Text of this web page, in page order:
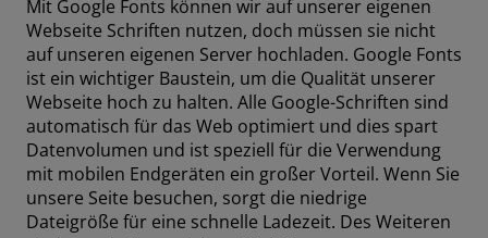
Mit Google Fonts können wir auf unserer eigenen
Webseite Schriften nutzen, doch müssen sie nicht
auf unseren eigenen Server hochladen. Google Fonts
ist ein wichtiger Baustein, um die Qualität unserer
Webseite hoch zu halten. Alle Google-Schriften sind
automatisch für das Web optimiert und dies spart
Datenvolumen und ist speziell für die Verwendung
mit mobilen Endgeräten ein großer Vorteil. Wenn Sie
unsere Seite besuchen, sorgt die niedrige
Dateigröße für eine schnelle Ladezeit. Des Weiteren